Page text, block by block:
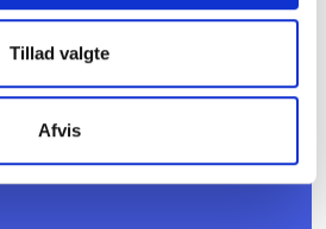
Tillad valgte
Afvis
Bent Madsen
Adm. direktør
Tlf: 28 88 18 77
Mail: bma@bl.dk